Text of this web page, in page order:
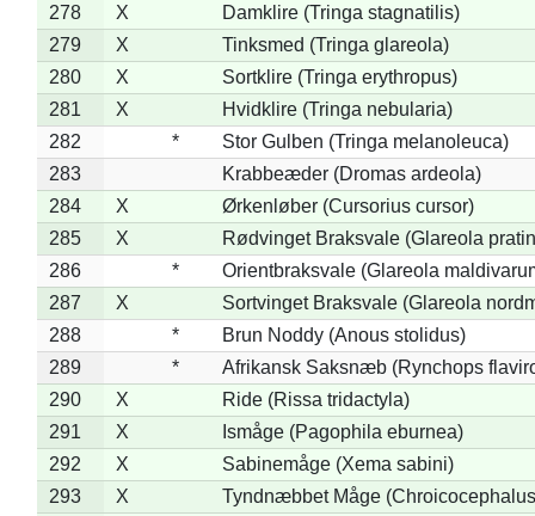
278
X
Damklire (Tringa stagnatilis)
279
X
Tinksmed (Tringa glareola)
280
X
Sortklire (Tringa erythropus)
281
X
Hvidklire (Tringa nebularia)
282
*
Stor Gulben (Tringa melanoleuca)
283
Krabbeæder (Dromas ardeola)
284
X
Ørkenløber (Cursorius cursor)
285
X
Rødvinget Braksvale (Glareola
286
*
Orientbraksvale (Glareola
287
X
Sortvinget Braksvale (Glareola
288
*
Brun Noddy (Anous stolidus)
289
*
Afrikansk Saksnæb (Rynchops
290
X
Ride (Rissa tridactyla)
291
X
Ismåge (Pagophila eburnea)
292
X
Sabinemåge (Xema sabini)
293
X
Tyndnæbbet Måge